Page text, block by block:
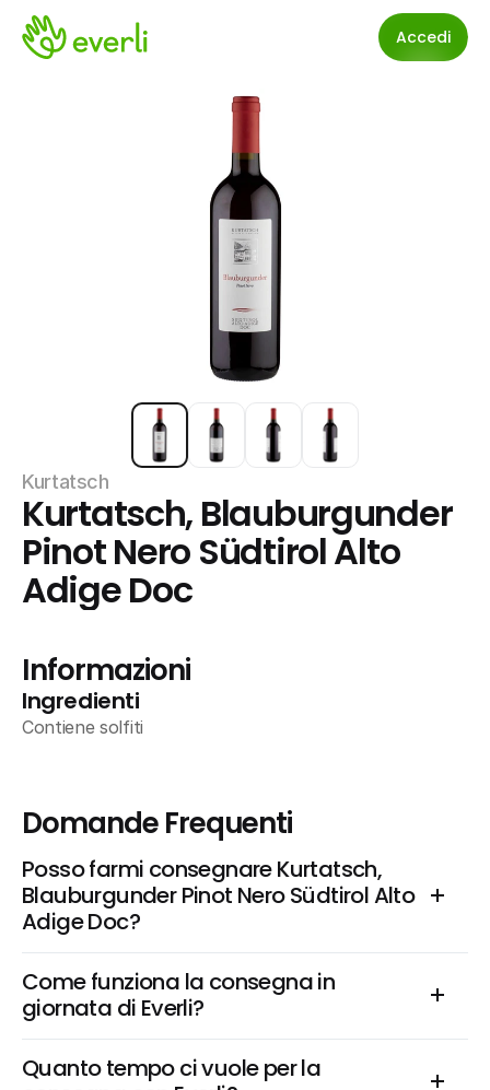
Accedi
Kurtatsch
Kurtatsch, Blauburgunder
Pinot Nero Südtirol Alto
Adige Doc
Informazioni
Ingredienti
Contiene solfiti
Domande Frequenti
Posso farmi consegnare Kurtatsch,
Blauburgunder Pinot Nero Südtirol Alto
Adige Doc?
Come funziona la consegna in
giornata di Everli?
Quanto tempo ci vuole per la